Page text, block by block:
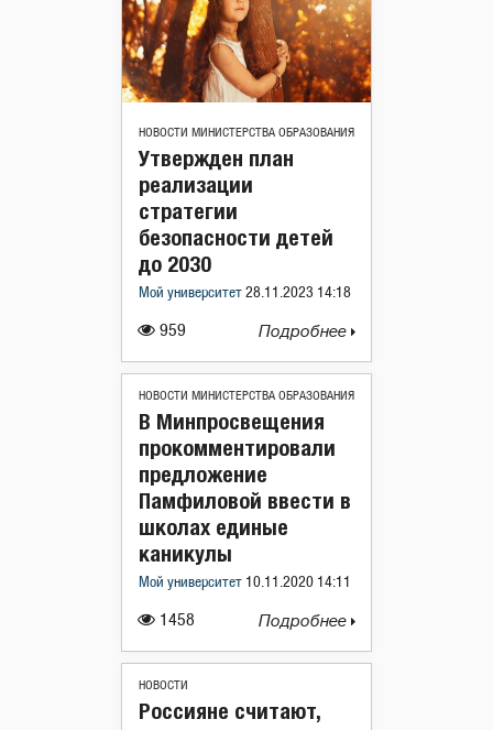
НОВОСТИ МИНИСТЕРСТВА ОБРАЗОВАНИЯ
959
Утвержден план
реализации
стратегии
безопасности детей
до 2030
Мой университет 28.11.2023 14:18
Подробнее
НОВОСТИ МИНИСТЕРСТВА ОБРАЗОВАНИЯ
1458
В Минпросвещения
прокомментировали
предложение
Памфиловой ввести в
школах единые
каникулы
Мой университет 10.11.2020 14:11
Подробнее
НОВОСТИ
Россияне считают,